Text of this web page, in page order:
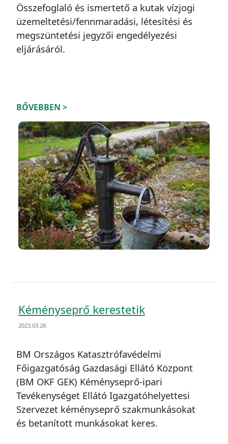
Összefoglaló és ismertető a kutak vízjogi
üzemeltetési/fennmaradási, létesítési és
megszüntetési jegyzői engedélyezési
eljárásáról.
BŐVEBBEN >
Kéményseprő kerestetik
2023.03.28.
BM Országos Katasztrófavédelmi
Főigazgatóság Gazdasági Ellátó Központ
(BM OKF GEK) Kéményseprő-ipari
Tevékenységet Ellátó Igazgatóhelyettesi
Szervezet kéményseprő szakmunkásokat
és betanított munkásokat keres.